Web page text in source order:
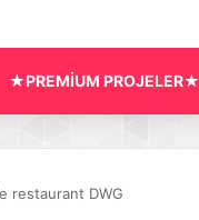
★PREMİUM PROJELER★
restaurant DWG